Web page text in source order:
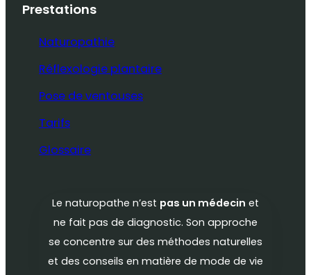
Prestations
Naturopathie
Réflexologie plantaire
Pose de ventouses
Tarifs
Glossaire
Le naturopathe n’est pas un médecin et
ne fait pas de diagnostic. Son approche
se concentre sur des méthodes naturelles
et des conseils en matière de mode de vie